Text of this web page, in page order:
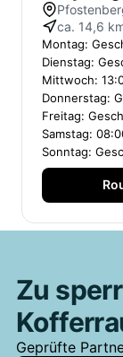
ca. 14,6
Montag:
Dienstag:
Mittwoch:
Donnerstag:
Freitag:
Samstag:
Sonntag:
Zu
Geprüfte